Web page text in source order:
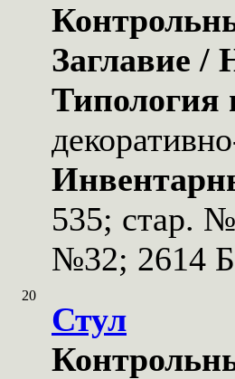
Заглавие /
Типология
535; стар.
№32; 2614 Б
20
Стул